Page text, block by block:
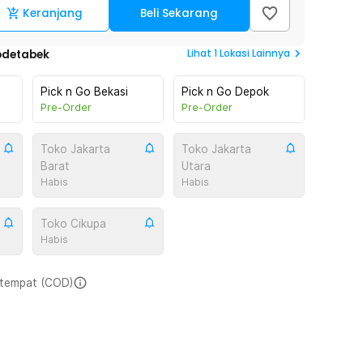
Keranjang Beli Sekarang
Lihat 1Lokasi Lainnya
Pick n Go Bekasi
Pre-Order
Pick n Go Depok
Pre-Order
Toko Jakarta
Barat
Habis
Toko Jakarta
Utara
Habis
Toko Cikupa
Habis
(COD)